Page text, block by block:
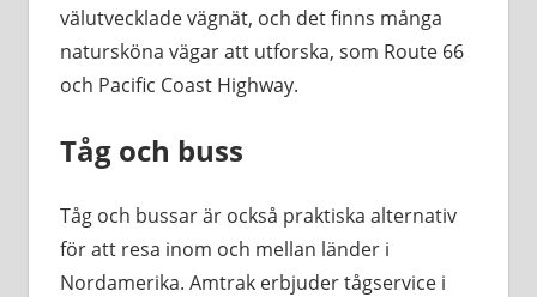
välutvecklade vägnät, och det finns många
natursköna vägar att utforska, som Route 66
och Pacific Coast Highway.
Tåg och buss
Tåg och bussar är också praktiska alternativ
för att resa inom och mellan länder i
Nordamerika. Amtrak erbjuder tågservice i